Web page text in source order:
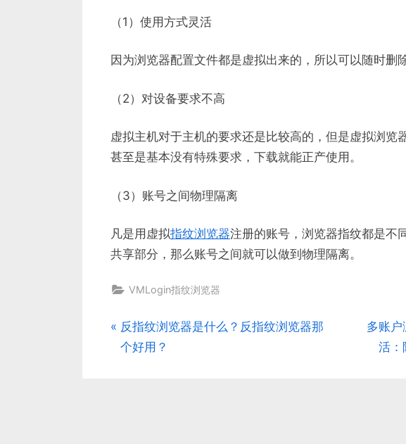
（1）使用方式灵活
因为浏览器配置文件都是虚拟出来的，所以可以随时删
（2）对设备要求不高
虚拟主机对于主机的要求还是比较高的，但是虚拟浏览
甚至是基本没有特殊要求，下载就能正产使用。
（3）账号之间物理隔离
凡是用虚拟指纹浏览器注册的账号，浏览器指纹都是不
共享部分，那么账号之间就可以做到物理隔离。
VMLogin指纹浏览器
文
P
r
反指纹浏览器是什么？反指纹浏览器那
个好用？
N
多账户
活：